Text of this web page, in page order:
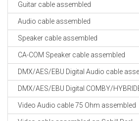
Guitar cable assembled
Audio cable assembled
Speaker cable assembled
CA-COM Speaker cable assembled
DMX/AES/EBU Digital Audio cable
DMX/AES/EBU Digital COMBY/
Video Audio cable 75 Ohm assembled